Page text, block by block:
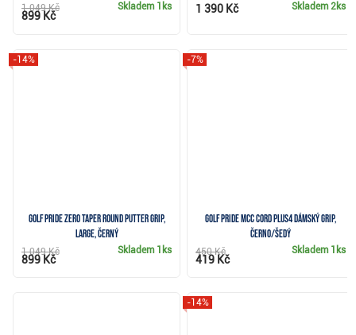
Skladem 1ks
1 049 Kč
899 Kč
Skladem2ks
1 390 Kč
Golf Pride Zero Taper Round putter grip,
Large, černý
-14%
Skladem 1ks
1 049 Kč
899 Kč
Golf Pride MCC Cord Plus4 dámský grip,
černo/šedý
-7%
Skladem 1ks
450 Kč
419 Kč
-14%